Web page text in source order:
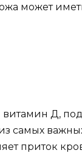
может
Д,
самых
приток